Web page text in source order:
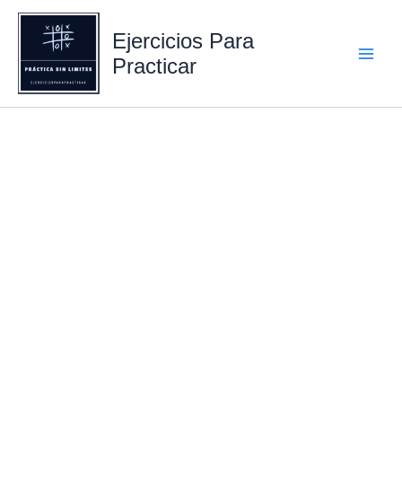
contenido
Ejercicios Para
Practicar